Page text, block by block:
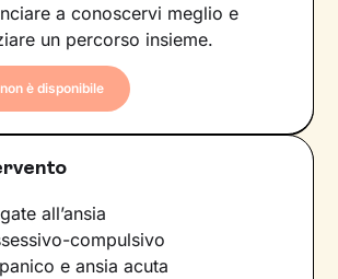
a conoscervi meglio e
un percorso insieme.
è disponibile
all’ansia
compulsivo
e ansia acuta